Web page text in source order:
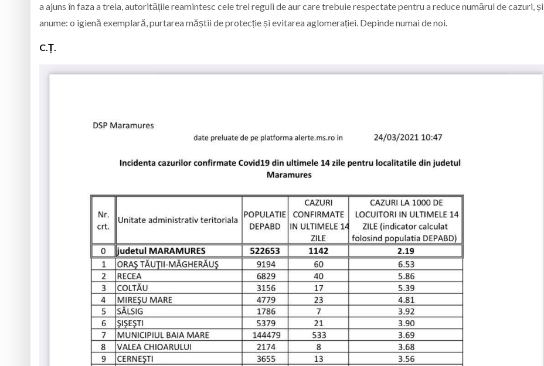
a ajuns în faza a treia, autoritățile reamintesc cele trei reguli de aur care trebuie respectate pentru a reduce numărul de cazuri, și
anume: o igienă exemplară, purtarea măștii de protecție și evitarea aglomerației. Depinde numai de noi.
C.Ț.